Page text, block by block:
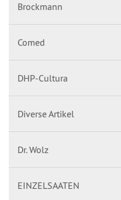
Brockmann
Comed
DHP-Cultura
Diverse Artikel
Dr. Wolz
EINZELSAATEN